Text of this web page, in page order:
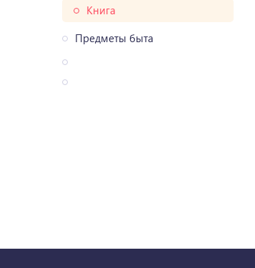
Книга
Предметы быта